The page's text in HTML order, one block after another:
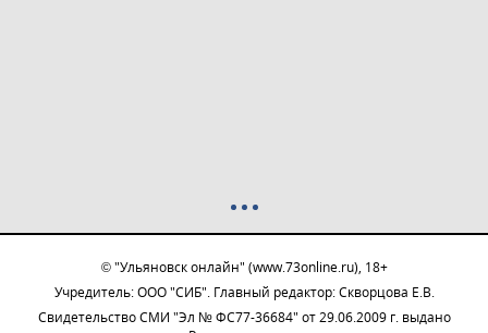
© "Ульяновск онлайн" (www.73online.ru), 18+
Учредитель: ООО "СИБ". Главный редактор: Скворцова Е.В.
Свидетельство СМИ "Эл № ФС77-36684" от 29.06.2009 г. выдано